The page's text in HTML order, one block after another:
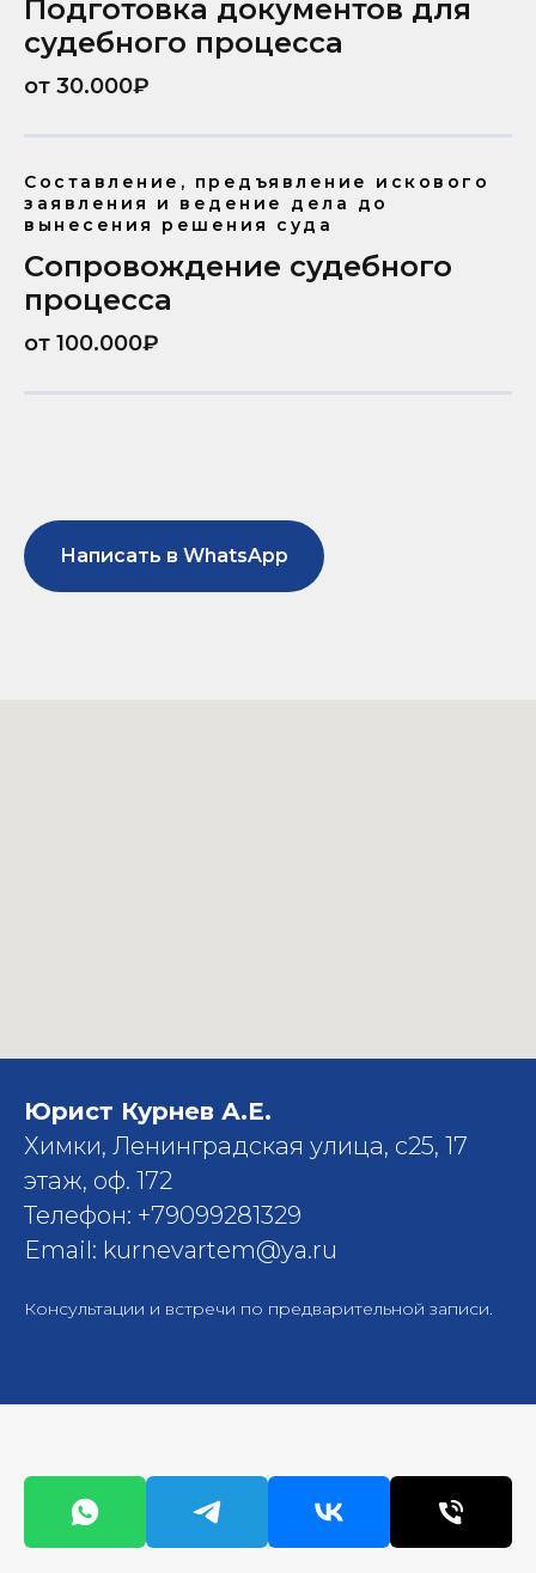
Подготовка документов для
судебного процесса
от 30.000₽
Составление, предъявление искового
заявления и ведение дела до
вынесения решения суда
Сопровождение судебного
процесса
от 100.000₽
Написать в WhatsApp
Юрист Курнев А.Е.
Химки, Ленинградская улица, с25, 17
этаж, оф. 172
Телефон: +79099281329
Email: kurnevartem@ya.ru
Консультации и встречи по предварительной записи.